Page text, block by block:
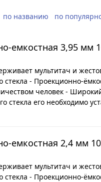
по названию по
емкостная 3,95 мм
мультитач и
стекла - Проекционно-
человек -
стекла его необходимо
емкостная 2,4 мм
мультитач и
стекла - Проекционно-